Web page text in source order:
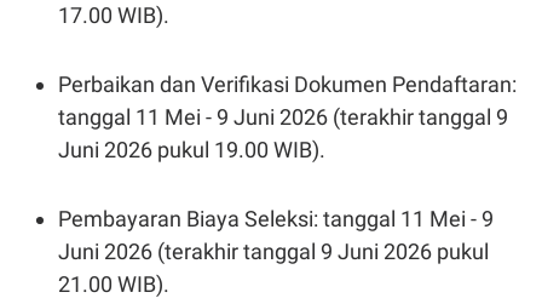
17.00 WIB).
Perbaikan dan Verifikasi Dokumen Pendaftaran:
tanggal 11 Mei - 9 Juni 2026 (terakhir tanggal 9
Juni 2026 pukul 19.00 WIB).
Pembayaran Biaya Seleksi: tanggal 11 Mei - 9
Juni 2026 (terakhir tanggal 9 Juni 2026 pukul
21.00 WIB).